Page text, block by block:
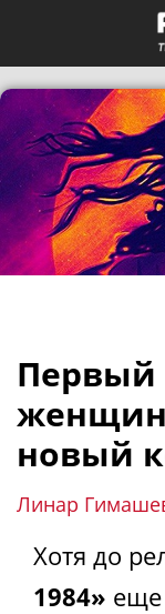
Первый
новый
Линар
Хотя до
1984» еще